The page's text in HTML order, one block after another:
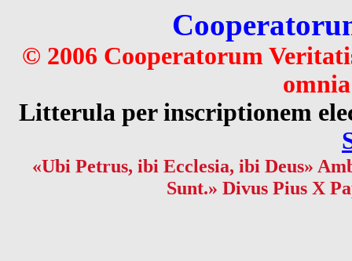
© 2006 Cooperatorum
Litterula per inscriptionem
«Ubi Petrus, ibi Ecclesia, ibi Deus»
Sunt.» Divus Pius X